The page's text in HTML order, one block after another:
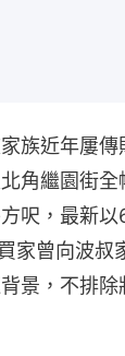
族近年屢傳
角繼園街
呎，最新以
家曾向波叔
景，不排